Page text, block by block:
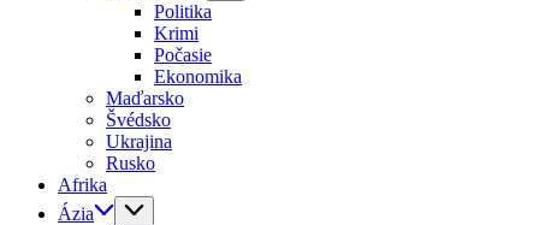
Politika
Krimi
Počasie
Ekonomika
Maďarsko
Švédsko
Ukrajina
Rusko
Afrika
Ázia